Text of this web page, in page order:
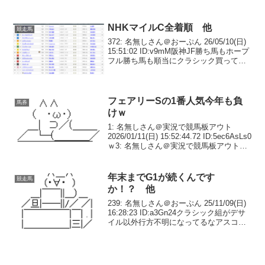
競走馬 NHKマイルC全着順 他
372: 名無しさん＠おーぷん 26/05/10(日)
15:51:02 ID:v9mM阪神JF勝ち馬もホープ
フル勝ち馬も順当にクラシック買ってる
馬券
フェアリーSの1番人気今年も負
けｗ
1: 名無しさん＠実況で競馬板アウト
2026/01/11(日) 15:52:44.72 ID:5ec6AsLs0
ｗ3: 名無しさん＠実況で競馬板アウト
競走馬
年末までG1が続くんです
か！？ 他
239: 名無しさん＠おーぷん 25/11/09(日)
16:28:23 ID:a3Gn24クラシック組がデサ
イル以外行方不明になってるなアスコリ